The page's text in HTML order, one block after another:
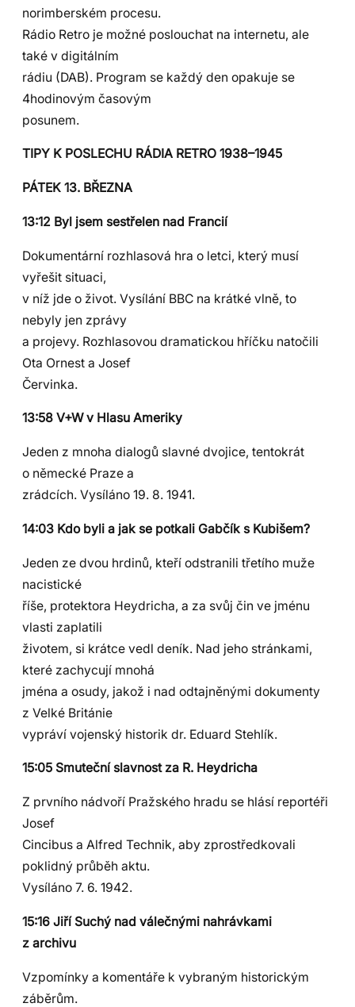
norimberském procesu.
Rádio Retro je možné poslouchat na internetu, ale
také v digitálním
rádiu (DAB). Program se každý den opakuje se
4hodinovým časovým
posunem.
TIPY K POSLECHU RÁDIA RETRO 1938–1945
PÁTEK 13. BŘEZNA
13:12 Byl jsem sestřelen nad Francií
Dokumentární rozhlasová hra o letci, který musí
vyřešit situaci,
v níž jde o život. Vysílání BBC na krátké vlně, to
nebyly jen zprávy
a projevy. Rozhlasovou dramatickou hříčku natočili
Ota Ornest a Josef
Červinka.
13:58 V+W v Hlasu Ameriky
Jeden z mnoha dialogů slavné dvojice, tentokrát
o německé Praze a
zrádcích. Vysíláno 19. 8. 1941.
14:03 Kdo byli a jak se potkali Gabčík s Kubišem?
Jeden ze dvou hrdinů, kteří odstranili třetího muže
nacistické
říše, protektora Heydricha, a za svůj čin ve jménu
vlasti zaplatili
životem, si krátce vedl deník. Nad jeho stránkami,
které zachycují mnohá
jména a osudy, jakož i nad odtajněnými dokumenty
z Velké Británie
vypráví vojenský historik dr. Eduard Stehlík.
15:05 Smuteční slavnost za R. Heydricha
Z prvního nádvoří Pražského hradu se hlásí reportéři
Josef
Cincibus a Alfred Technik, aby zprostředkovali
poklidný průběh aktu.
Vysíláno 7. 6. 1942.
15:16 Jiří Suchý nad válečnými nahrávkami
z archivu
Vzpomínky a komentáře k vybraným historickým
záběrům.